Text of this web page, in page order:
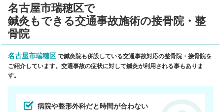
名古屋市瑞穂区で
鍼灸もできる交通事故施術の接骨院・整
骨院
名古屋市瑞穂区 で鍼灸院も併設している交通事故対応の整骨院・接骨院を
ご紹介しています。交通事故の症状に対して鍼灸が利用される事もありま
す。
病院や整形外科だと時間が合わない